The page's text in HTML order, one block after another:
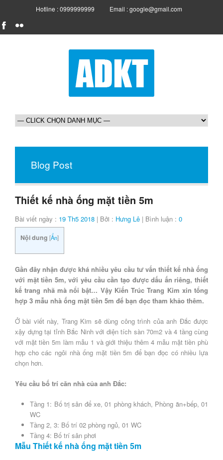
Hotline : 0999999999 Email : google@gmail.com
Blog Post
Thiết kế nhà ống mặt tiền 5m
Bài viết ngày : 19 Th5 2018 | Bởi : Hưng Lê | Bình luận : 0
Nội dung [Ẩn]
Gần đây nhận được khá nhiều yêu cầu tư vấn thiết kế nhà ống
với mặt tiền 5m, với yêu cầu cần tạo được dấu ấn riêng, thiết
kế trang nhã mà nổi bật… Vậy Kiến Trúc Trang Kim xin tổng
hợp 3 mẫu nhà ống mặt tiền 5m để bạn đọc tham khảo thêm.
Ở bài viết này, Trang Kim sẽ dùng công trình của anh Đắc được
xậy dựng tại tỉnh Bắc Ninh với diện tích sàn 70m2 và 4 tầng cùng
với mặt tiền 5m làm mẫu 1 và giới thiệu thêm 4 mẫu mặt tiền phù
hợp cho các ngôi nhà ống mặt tiền 5m để bạn đọc có nhiều lựa
chọn hơn.
Yêu cầu bố trí căn nhà của anh Đắc:
Tầng 1: Bố trị sân để xe, 01 phòng khách, Phòng ăn+bếp, 01
WC
Tầng 2, 3: Bố trí 02 phòng ngủ, 01 WC
Tầng 4: Bố trí sân phơi
Mẫu Thiết kế nhà ống mặt tiền 5m